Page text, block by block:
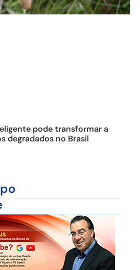
pode transformar a
degradados no Brasil